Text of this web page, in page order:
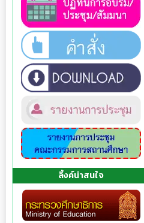
ลิ้งค์น่าสนใจ